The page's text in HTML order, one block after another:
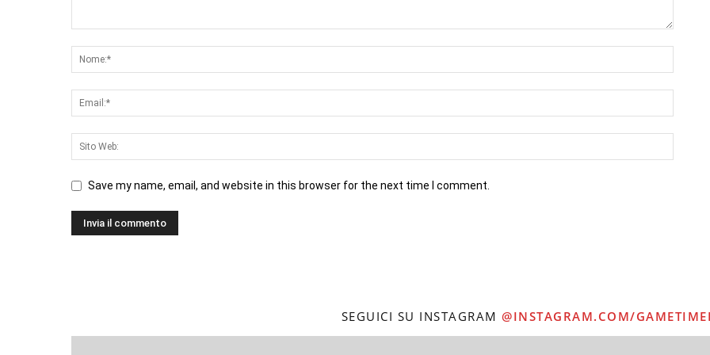
Save my name, email, and website in this browser for the next time I comment.
SEGUICI SU INSTAGRAM @INSTAGRAM.COM/